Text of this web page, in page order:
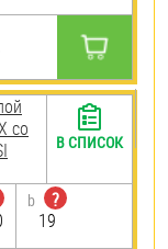
со
b
?
19
В СПИСОК